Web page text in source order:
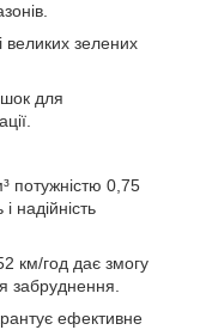
великих зелених
для
потужністю 0,75
надійність
км/год дає змогу
забруднення.
ефективне